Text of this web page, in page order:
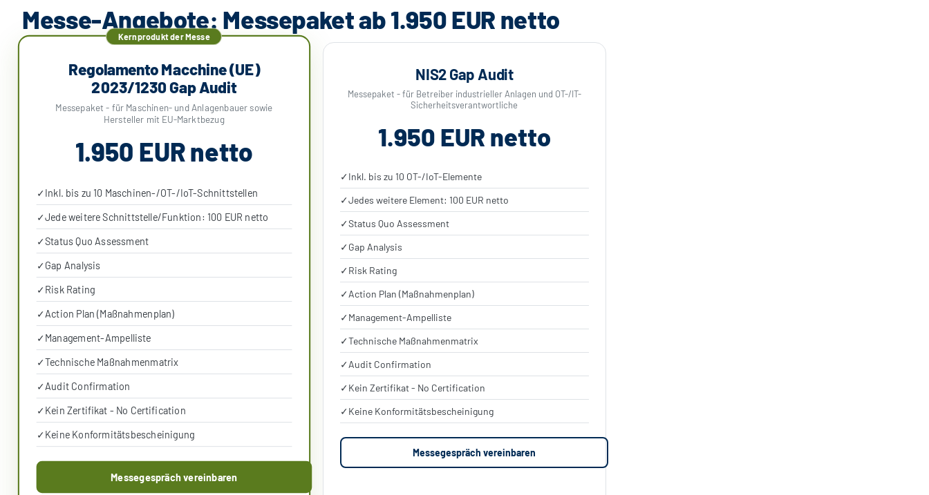
Messe-Angebote: Messepaket ab 1.950 EUR netto
Kernprodukt der Messe
Regolamento Macchine (UE)
2023/1230 Gap Audit
Messepaket - für Maschinen- und Anlagenbauer sowie
Hersteller mit EU-Marktbezug
1.950 EUR netto
✓Inkl. bis zu 10 Maschinen-/OT-/IoT-Schnittstellen
✓Jede weitere Schnittstelle/Funktion: 100 EUR netto
✓Status Quo Assessment
✓Gap Analysis
✓Risk Rating
✓Action Plan (Maßnahmenplan)
✓Management-Ampelliste
✓Technische Maßnahmenmatrix
✓Audit Confirmation
✓Kein Zertifikat - No Certification
✓Keine Konformitätsbescheinigung
Messegespräch vereinbaren
NIS2 Gap Audit
Messepaket - für Betreiber industrieller Anlagen und OT-/IT-
Sicherheitsverantwortliche
1.950 EUR netto
✓Inkl. bis zu 10 OT-/IoT-Elemente
✓Jedes weitere Element: 100 EUR netto
✓Status Quo Assessment
✓Gap Analysis
✓Risk Rating
✓Action Plan (Maßnahmenplan)
✓Management-Ampelliste
✓Technische Maßnahmenmatrix
✓Audit Confirmation
✓Kein Zertifikat - No Certification
✓Keine Konformitätsbescheinigung
Messegespräch vereinbaren